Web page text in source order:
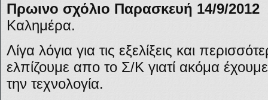
Πρωινο σχόλιο Παρασκευή 14/9/2012
Καλημέρα.
Λίγα λόγια για τις εξελίξεις και
ελπίζουμε απο το Σ/Κ γιατί ακόμα
την τεχνολογία.